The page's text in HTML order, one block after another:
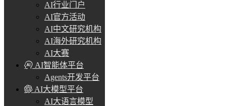
AI行业门户
AI官方活动
AI中文研究机构
AI海外研究机构
AI大赛
AI智能体平台
Agents开发平台
AI大模型平台
AI大语言模型